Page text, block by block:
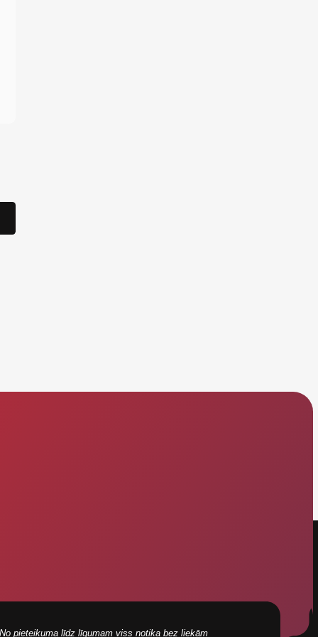
pieteikuma līdz līgumam viss notika bez liekām